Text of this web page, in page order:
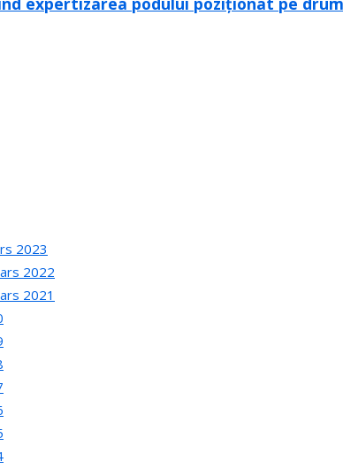
2023
2022
2021